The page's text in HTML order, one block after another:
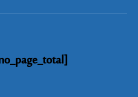
[rano_page_total]